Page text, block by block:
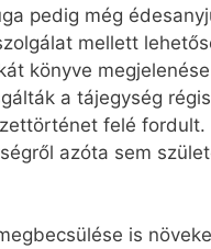
pedig még
mellett
könyve
a tájegység
felé
azóta sem
is